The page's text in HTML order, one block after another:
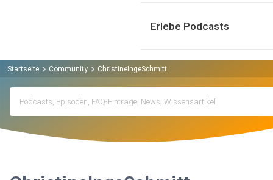
Erlebe Podcasts
Startseite Community ChristineIngeSchmitt